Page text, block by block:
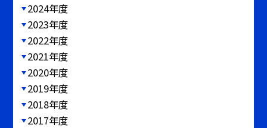
2024年度
2023年度
2022年度
2021年度
2020年度
2019年度
2018年度
2017年度